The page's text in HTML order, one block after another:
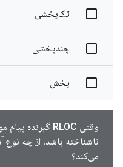
تک‌پخشی
چندپخشی
پخش
ناشناخته باشد، از چه
می‌کند؟